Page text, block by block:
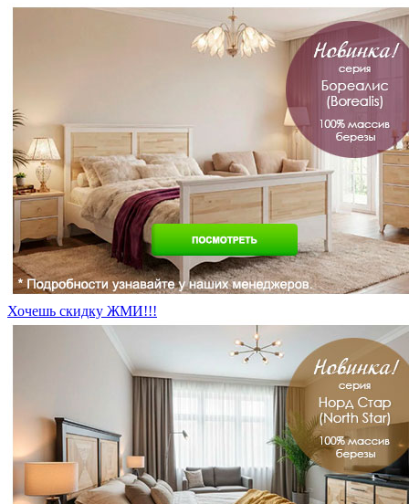
Хочешь скидку ЖМИ!!!